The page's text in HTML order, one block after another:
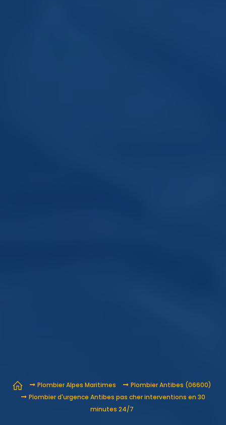
Plombier Alpes Maritimes
Plombier Antibes (06600)
Plombier d'urgence Antibes pas cher interventions en 30
minutes 24/7